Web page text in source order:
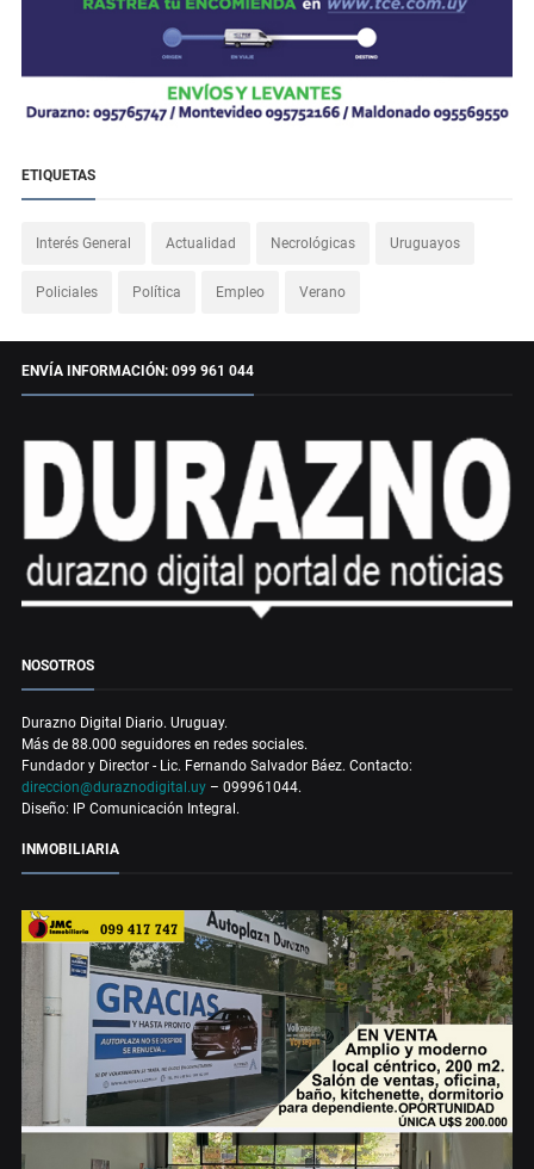
ETIQUETAS
Interés General Actualidad Necrológicas Uruguayos
Policiales Política Empleo Verano
ENVÍA INFORMACIÓN: 099 961 044
NOSOTROS
Durazno Digital Diario. Uruguay.
Más de 88.000 seguidores en redes sociales.
Fundador y Director - Lic. Fernando Salvador Báez. Contacto:
direccion@duraznodigital.uy – 099961044.
Diseño: IP Comunicación Integral.
INMOBILIARIA